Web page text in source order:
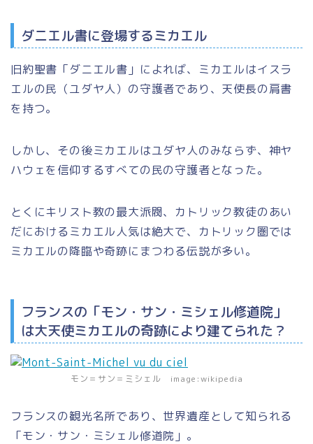
ダニエル書に登場するミカエル
旧約聖書 「ダニエル書」 によれば、ミカエルはイスラ
エルの民（ユダヤ人） の守護者であり、天使長の肩書
を持つ。
しかし、その後ミカエルはユダヤ人のみならず、 神ヤ
ハウェを信仰するすべての民の守護者となった。
とくにキリスト教の最大派閥、カトリック教徒のあい
だにおけるミカエル人気は絶大で、カトリック圏では
ミカエルの降臨や奇跡にまつわる伝説が多い。
フランスの「モン・サン・ミシェル修道院」
は大天使ミカエルの奇跡により建てられた？
モン＝サン＝ミシェル image:wikipedia
フランスの観光名所であり、世界遺産として知られる
「モン・サン・ミシェル修道院」 。